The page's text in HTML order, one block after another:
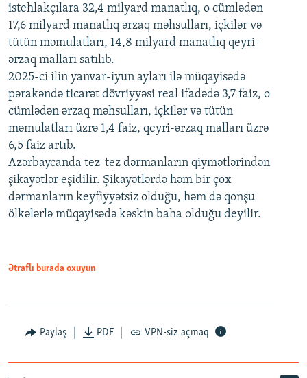
istehlakçılara 32,4 milyard manatlıq, o cümlədən
17,6 milyard manatlıq ərzaq məhsulları, içkilər və
tütün məmulatları, 14,8 milyard manatlıq qeyri-
ərzaq malları satılıb.
2025-ci ilin yanvar-iyun ayları ilə müqayisədə
pərakəndə ticarət dövriyyəsi real ifadədə 3,7 faiz, o
cümlədən ərzaq məhsulları, içkilər və tütün
məmulatları üzrə 1,4 faiz, qeyri-ərzaq malları üzrə
6,5 faiz artıb.
Azərbaycanda tez-tez dərmanların qiymətlərindən
şikayətlər eşidilir. Şikayətlərdə həm bir çox
dərmanların keyfiyyətsiz olduğu, həm də qonşu
ölkələrlə müqayisədə kəskin baha olduğu deyilir.
Ətraflı burada oxuyun
Paylaş PDF VPN-siz açmaq